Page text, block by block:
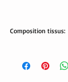
Composition tissus:
minky pilou: 100%